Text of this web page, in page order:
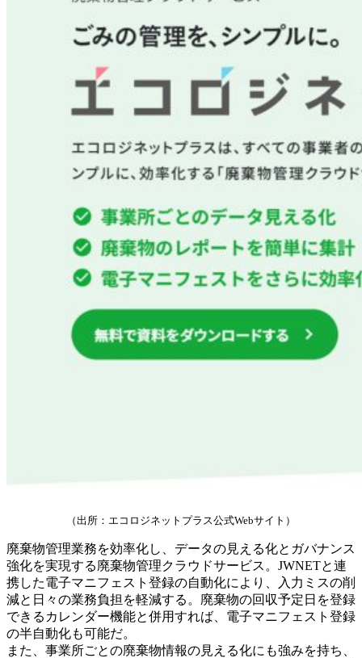
（出所：エコロジネットプラス公式Webサイト）
廃棄物管理業務を効率化し、データの見える化とガバナンス
強化を実現する廃棄物管理クラウドサービス。JWNETと連
携した電子マニフェスト登録の自動化により、入力ミスの削
減と日々の業務負担を軽減する。廃棄物の回収予定日を登録
できるカレンダー機能と併用すれば、電子マニフェスト登録
の半自動化も可能だ。
また、事業所ごとの廃棄物情報の見える化にも強みを持ち、